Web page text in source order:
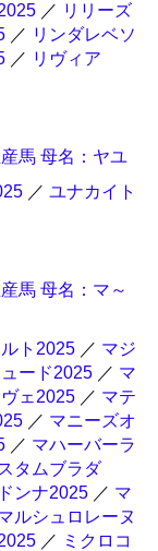
／ リリーズ
／ リンダレベソ
／ リヴィア
馬 母名：ヤユ
／ ユナカイト
馬 母名：マ～
ト2025 ／ マジ
ード2025 ／ マ
ェ2025 ／ マテ
／ マニーズオ
／ マハーバーラ
タムブラダ
ンナ2025 ／ マ
ルシュロレーヌ
／ ミクロコ